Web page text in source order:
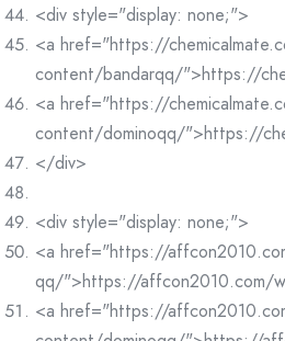
<div style="display: none;">
<a href="https://
content/bandarqq/">https://
<a href="https://
content/dominoqq/">https://
</div>
<div style="display: none;">
<a href="https://
qq/">https://affcon2010.com/
<a href="https://